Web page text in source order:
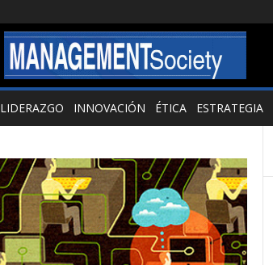
LIDERAZGO INNOVACIÓN ÉTICA ESTRATEGIA